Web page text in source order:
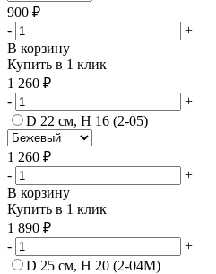
900 ₽
-
+
В корзину
Купить в 1 клик
1 260 ₽
-
+
D 22 см, H 16 (2-05)
1 260 ₽
-
+
В корзину
Купить в 1 клик
1 890 ₽
-
+
D 25 см, H 20 (2-04М)